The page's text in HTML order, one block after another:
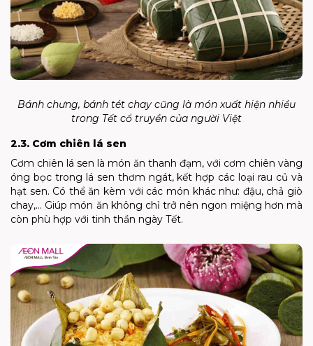
Bánh chưng, bánh tét chay cũng là món xuất hiện nhiều
trong Tết cổ truyền của người Việt
2.3. Cơm chiên lá sen
Cơm chiên lá sen là món ăn thanh đạm, với cơm chiên vàng
óng bọc trong lá sen thơm ngát, kết hợp các loại rau củ và
hạt sen. Có thể ăn kèm với các món khác như: đậu, chả giò
chay,... Giúp món ăn không chỉ trở nên ngon miệng hơn mà
còn phù hợp với tinh thần ngày Tết.